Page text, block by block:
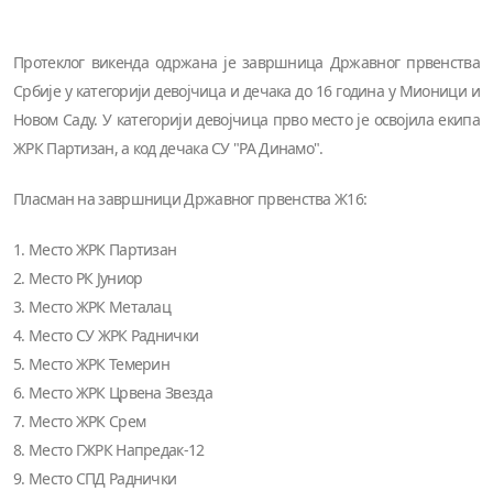
Протеклог викенда одржана је завршница Државног првенства
Србије у категорији девојчица и дечака до 16 година у Мионици и
Новом Саду. У категорији девојчица прво место је освојила екипа
ЖРК Партизан, а код дечака СУ "РА Динамо".
Пласман на завршници Државног првенства Ж16:
1. Место ЖРК Партизан
2. Место РК Јуниор
3. Место ЖРК Металац
4. Место СУ ЖРК Раднички
5. Место ЖРК Темерин
6. Место ЖРК Црвена Звезда
7. Место ЖРК Срем
8. Место ГЖРК Напредак-12
9. Место СПД Раднички